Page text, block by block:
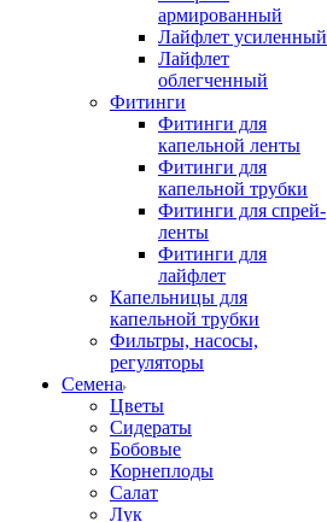
армированный
Лайфлет усиленный
Лайфлет
облегченный
Фитинги
Фитинги для
капельной ленты
Фитинги для
капельной трубки
Фитинги для спрей-
ленты
Фитинги для
лайфлет
Капельницы для
капельной трубки
Фильтры, насосы,
регуляторы
Семена
Цветы
Сидераты
Бобовые
Корнеплоды
Салат
Лук